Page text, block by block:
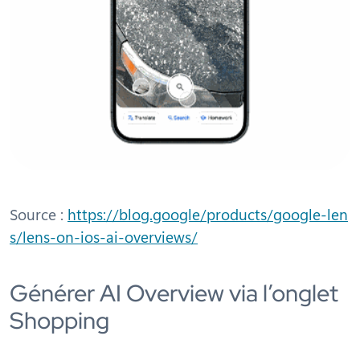
Source : https://blog.google/products/google-len
s/lens-on-ios-ai-overviews/
Générer AI Overview via l’onglet
Shopping